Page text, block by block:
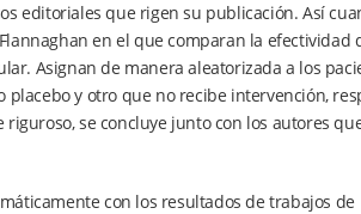
editoriales que rigen su publicación. Así
en el que comparan la efectividad
Asignan de manera aleatorizada a los
y otro que no recibe intervención,
se concluye junto con los autores
con los resultados de trabajos